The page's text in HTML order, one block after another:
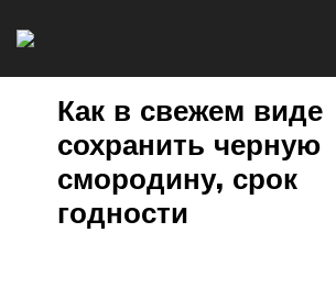
Как в свежем виде
сохранить черную
смородину, срок
годности